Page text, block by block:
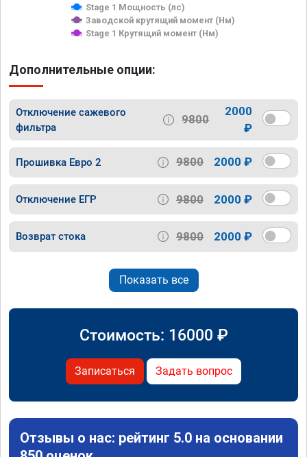
Stage 1 Мощность (лс)
Заводской крутящий момент (Нм)
Stage 1 Крутящий момент (Нм)
Дополнительные опции:
Отключение сажевого
фильтра
9800
2000
₽
Прошивка Евро 2 9800 2000 ₽
Отключение ЕГР 9800 2000 ₽
Возврат стока 9800 2000 ₽
Показать все
Стоимость: 16000 ₽
Записаться Задать вопрос
Отзывы о нас: рейтинг 5.0 на основании